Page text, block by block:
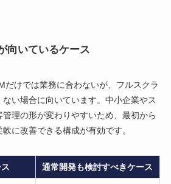
向いているケース
だけでは業務に合わないが、フルスクラ
い場合に向いています。中小企業やス
理の形が変わりやすいため、最初から
に改善できる構成が有効です。
通常開発も検討すべきケース